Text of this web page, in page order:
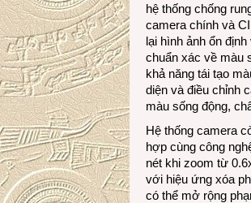
hệ thống chống
camera chính và
lại hình ảnh ổn
chuẩn xác về màu
khả năng tái tạo
diện và điều chỉnh
màu sống động,
Hệ thống camera
hợp cùng công
nét khi zoom từ
với hiệu ứng xóa
có thể mở rộng